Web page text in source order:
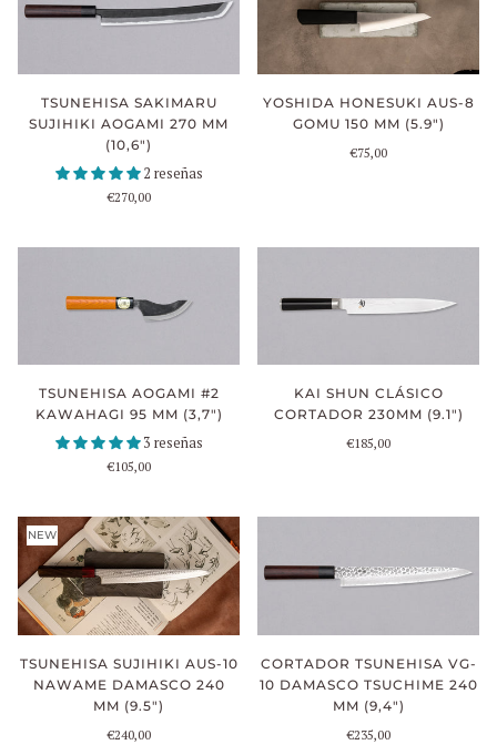
TSUNEHISA SAKIMARU
SUJIHIKI AOGAMI 270 MM
(10,6")
2 reseñas
€270,00
YOSHIDA HONESUKI AUS-8
GOMU 150 MM (5.9")
€75,00
TSUNEHISA AOGAMI #2
KAWAHAGI 95 MM (3,7")
3 reseñas
€105,00
KAI SHUN CLÁSICO
CORTADOR 230MM (9.1")
€185,00
NEW
TSUNEHISA SUJIHIKI AUS-10
NAWAME DAMASCO 240
MM (9.5")
€240,00
CORTADOR TSUNEHISA VG-
10 DAMASCO TSUCHIME 240
MM (9,4")
€235,00